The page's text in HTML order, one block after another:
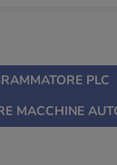
PLC
MACCHINE